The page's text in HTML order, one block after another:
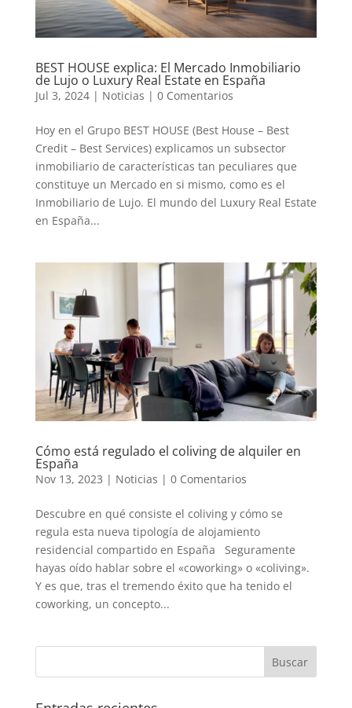
BEST HOUSE explica: El Mercado Inmobiliario
de Lujo o Luxury Real Estate en España
Jul 3, 2024| Noticias | 0 Comentarios
Hoy en el Grupo BEST HOUSE (Best House – Best
Credit – Best Services) explicamos un subsector
inmobiliario de características tan peculiares que
constituye un Mercado en si mismo, como es el
Inmobiliario de Lujo. El mundo del Luxury Real Estate
en España...
Cómo está regulado el coliving de alquiler en
España
Nov 13, 2023 | Noticias | 0 Comentarios
Descubre en qué consiste el coliving y cómo se
regula esta nueva tipología de alojamiento
residencial compartido en España Seguramente
hayas oído hablar sobre el «coworking» o «coliving».
Y es que, tras el tremendo éxito que ha tenido el
coworking, un concepto...